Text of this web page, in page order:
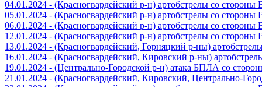
04.01.2024 - (Красногвардейский р-н) артобстрелы со
05.01.2024 - (Красногвардейский р-н) артобстрелы со
06.01.2024 - (Красногвардейский р-н) артобстрелы со
12.01.2024 - (Красногвардейский р-н) артобстрелы со
13.01.2024 - (Красногвардейский, Горняцкий р-ны)
16.01.2024 - (Красногвардейский, Кировский р-ны)
19.01.2024 - (Центрально-Городской р-н) атака БПЛА со
21.01.2024 - (Красногвардейский, Кировский, Центрально-